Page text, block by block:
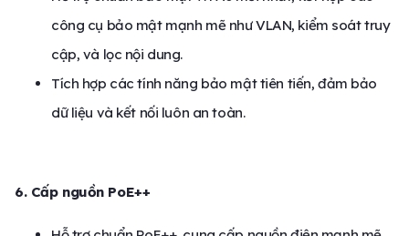
công cụ bảo mật mạnh mẽ như VLAN, kiểm soát truy
cập, và lọc nội dung.
Tích hợp các tính năng bảo mật tiên tiến, đảm bảo
dữ liệu và kết nối luôn an toàn.
6. Cấp nguồn PoE++